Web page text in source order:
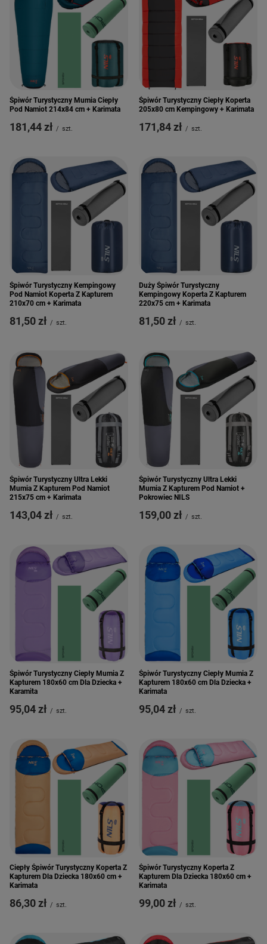
Śpiwór Turystyczny Mumia Ciepły
Pod Namiot 214x84 cm + Karimata
181,44 zł / szt.
Śpiwór Turystyczny Ciepły Koperta
205x80 cm Kempingowy + Karimata
171,84 zł / szt.
Śpiwór Turystyczny Kempingowy
Pod Namiot Koperta Z Kapturem
210x70 cm + Karimata
81,50 zł / szt.
Duży Śpiwór Turystyczny
Kempingowy Koperta Z Kapturem
220x75 cm + Karimata
81,50 zł / szt.
Śpiwór Turystyczny Ultra Lekki
Mumia Z Kapturem Pod Namiot
215x75 cm + Karimata
143,04 zł / szt.
Śpiwór Turystyczny Ultra Lekki
Mumia Z Kapturem Pod Namiot +
Pokrowiec NILS
159,00 zł / szt.
Śpiwór Turystyczny Ciepły Mumia Z
Kapturem 180x60 cm Dla Dziecka +
Karamita
95,04 zł / szt.
Śpiwór Turystyczny Ciepły Mumia Z
Kapturem 180x60 cm Dla Dziecka +
Karimata
95,04 zł / szt.
Ciepły Śpiwór Turystyczny Koperta Z
Kapturem Dla Dziecka 180x60 cm +
Karimata
86,30 zł / szt.
Śpiwór Turystyczny Koperta Z
Kapturem Dla Dziecka 180x60 cm +
Karimata
99,00 zł / szt.